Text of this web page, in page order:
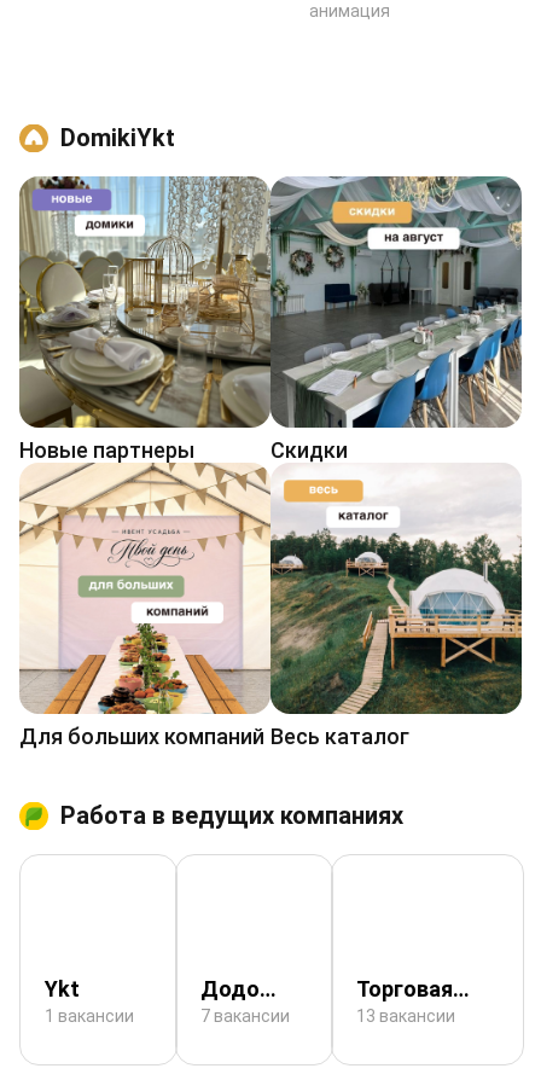
анимация
DomikiYkt
Новые партнеры Cкидки
Для больших компаний Весь каталог
Работа в ведущих компаниях
Ykt
1 вакансии
Додо
Пицца
7 вакансии
Торговая
сеть
13 вакансии